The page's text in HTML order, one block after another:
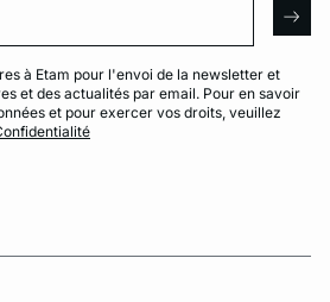
à Etam pour l'envoi de la newsletter et
et des actualités par email. Pour en savoir
et pour exercer vos droits, veuillez